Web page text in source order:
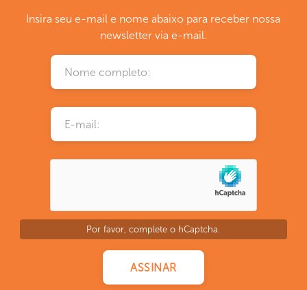
Insira seu e-mail e nome abaixo para receber nossa
newsletter via e-mail.
Por favor, complete o hCaptcha.